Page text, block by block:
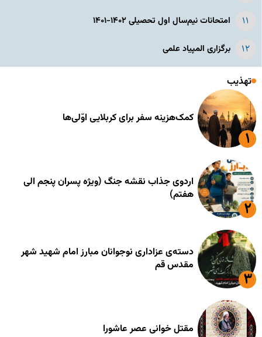
امتحانات نیم‌سال اول تحصیلی ۱۴۰۲-۱۴۰۱
برگزاری المپیاد علمی
تهذیب
کمک‌هزینه سفر برای کربلایی اوّلی‌ها
اردوی جذاب نقشه جنگ (ویژه پسران پنجم الی
هفتم)
دسته‌ی عزاداری نوجوانان مبارز امام شهید شهر
مقدس قم
مقتل خوانی عصر عاشورا